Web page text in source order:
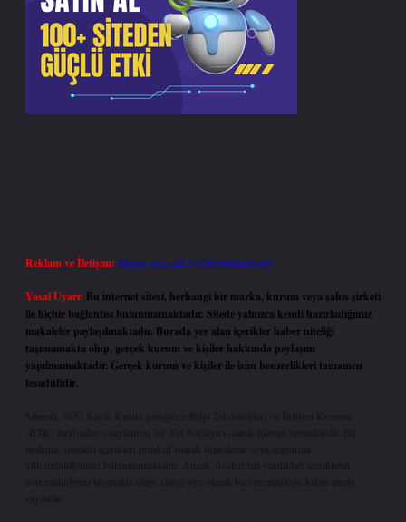
Reklam ve İletişim: Skype: live:.cid.575569c608265c69
Yasal Uyarı: Bu internet sitesi, herhangi bir marka, kurum veya şahıs şirketi
ile hiçbir bağlantısı bulunmamaktadır. Sitede yalnızca kendi hazırladığımız
makaleler paylaşılmaktadır. Burada yer alan içerikler haber niteliği
taşımamakta olup, gerçek kurum ve kişiler hakkında paylaşım
yapılmamaktadır. Gerçek kurum ve kişiler ile isim benzerlikleri tamamen
tesadüfidir.
Sitemiz, 5651 Sayılı Kanun gereğince Bilgi Teknolojileri ve İletişim Kurumu
(BTK) tarafından onaylanmış bir Yer Sağlayıcı olarak hizmet vermektedir. Bu
nedenle, sitedeki içerikleri proaktif olarak denetleme veya araştırma
yükümlülüğümüz bulunmamaktadır. Ancak, üyelerimiz yazdıkları içeriklerin
sorumluluğunu taşımakta olup, siteye üye olarak bu sorumluluğu kabul etmiş
sayılırlar.